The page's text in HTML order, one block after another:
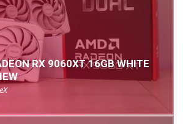
RX 9060XT 16GB WHITE